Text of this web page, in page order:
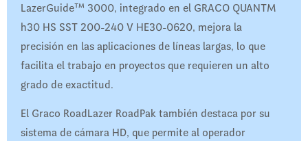
LazerGuide™ 3000, integrado en el GRACO QUANTM
h30 HS SST 200-240 V HE30-0620, mejora la
precisión en las aplicaciones de líneas largas, lo que
facilita el trabajo en proyectos que requieren un alto
grado de exactitud.
El Graco RoadLazer RoadPak también destaca por su
sistema de cámara HD, que permite al operador